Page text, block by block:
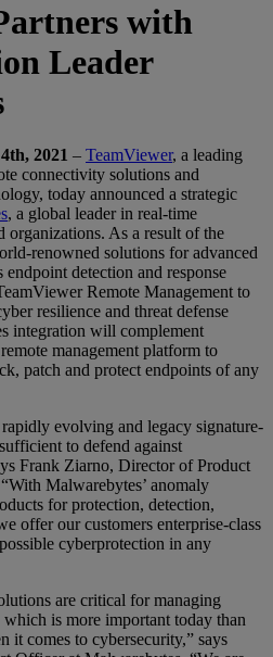
with
Leader
2021 – TeamViewer, a leading
connectivity solutions and
today announced a strategic
, a global leader in real-time
organizations. As a result of the
renowned solutions for advanced
detection and response
Remote Management to
resilience and threat defense
integration will complement
management platform to
patch and protect endpoints of any
evolving and legacy signature-
to defend against
Frank Ziarno, Director of Product
Malwarebytes’ anomaly
for protection, detection,
offer our customers enterprise-class
cyberprotection in any
are critical for managing
is more important today than
it comes to cybersecurity,” says